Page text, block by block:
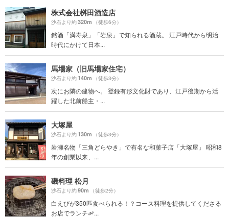
株式会社桝田酒造店
沙石より約320m （徒歩6分）
銘酒「満寿泉」「岩泉」で知られる酒蔵。 江戸時代から明治
時代にかけて日本...
馬場家（旧馬場家住宅）
沙石より約140m （徒歩3分）
次にお隣の建物へ。 登録有形文化財であり、江戸後期から活
躍した北前船主・...
大塚屋
沙石より約130m （徒歩3分）
岩瀬名物「三角どらやき」で有名な和菓子店「大塚屋」 昭和8
年の創業以来、...
磯料理 松月
沙石より約90m （徒歩2分）
白えびが350匹食べられる！？コース料理を提供してくださる
お店でランチ🦐...